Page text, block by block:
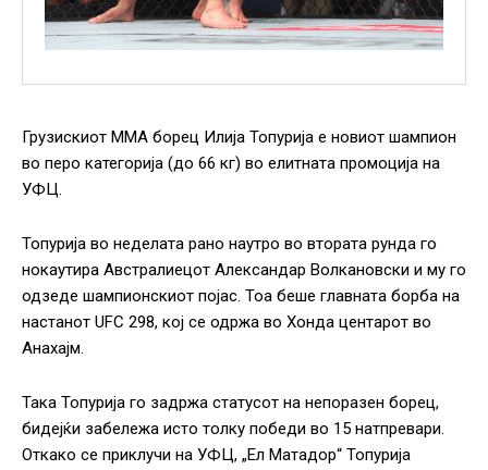
Грузискиот ММА борец Илија Топурија е новиот шампион
во перо категорија (до 66 кг) во елитната промоција на
УФЦ.
Топурија во неделата рано наутро во втората рунда го
нокаутира Австралиецот Александар Волкановски и му го
одзеде шампионскиот појас. Тоа беше главната борба на
настанот UFC 298, кој се одржа во Хонда центарот во
Анахајм.
Така Топурија го задржа статусот на непоразен борец,
бидејќи забележа исто толку победи во 15 натпревари.
Откако се приклучи на УФЦ, „Ел Матадор“ Топурија